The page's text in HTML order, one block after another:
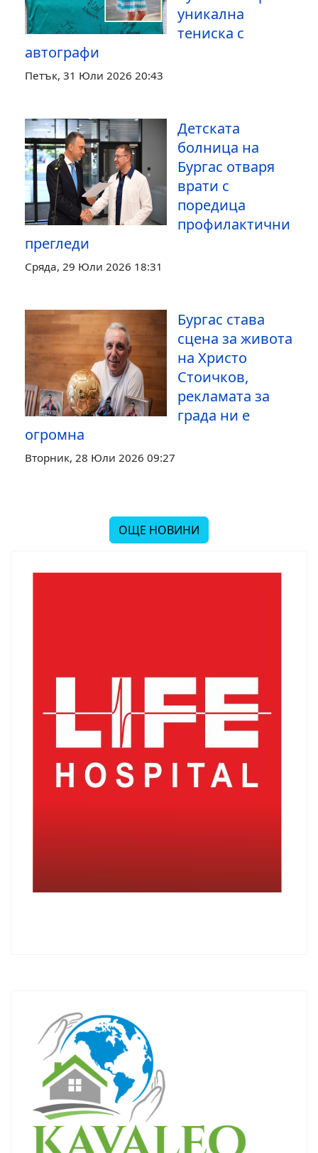
уникална
тениска с
автографи
Петък, 31 Юли 2026 20:43
Детската
болница на
Бургас отваря
врати с
поредица
профилактични
прегледи
Сряда, 29 Юли 2026 18:31
Бургас става
сцена за живота
на Христо
Стоичков,
рекламата за
града ни е
огромна
Вторник, 28 Юли 2026 09:27
ОЩЕ НОВИНИ